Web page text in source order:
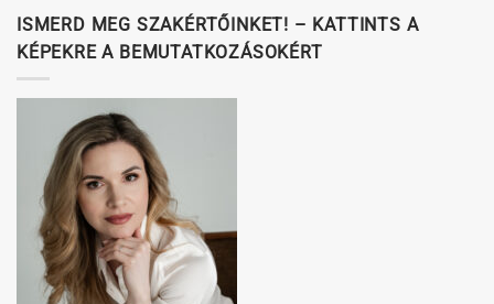
ISMERD MEG SZAKÉRTŐINKET! – KATTINTS A
KÉPEKRE A BEMUTATKOZÁSOKÉRT